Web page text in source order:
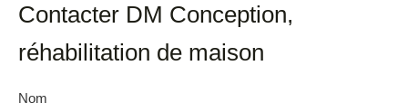
Contacter DM Conception,
réhabilitation de maison
Nom